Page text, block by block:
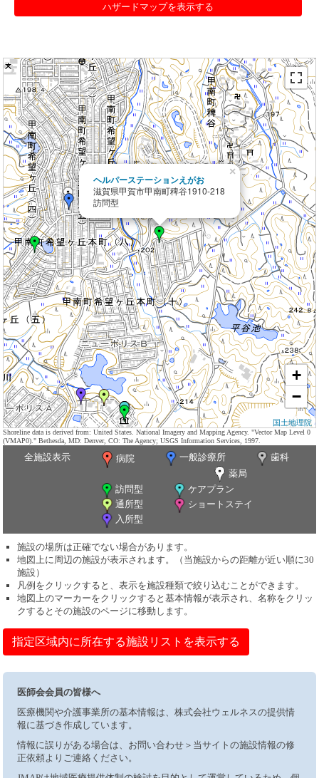
ハザードマップを表示する
ヘルパーステーションえがお
滋賀県甲賀市甲南町稗谷1910-218
訪問型
×
+
−
国土地理院
Shoreline data is derived from: United States. National Imagery and Mapping Agency. "Vector Map Level 0
(VMAP0)." Bethesda, MD: Denver, CO: The Agency; USGS Information Services, 1997.
全施設表示 病院 一般診療所
歯科
薬局
訪問型
ケアプラン
通所型
ショートステイ
入所型
施設の場所は正確でない場合があります。
地図上に周辺の施設が表示されます。（当施設からの距離が近い順に30
施設）
凡例をクリックすると、表示を施設種類で絞り込むことができます。
地図上のマーカーをクリックすると基本情報が表示され、名称をクリッ
クするとその施設のページに移動します。
指定区域内に所在する施設リストを表示する
医師会会員の皆様へ
医療機関や介護事業所の基本情報は、株式会社ウェルネスの提供情
報に基づき作成しています。
情報に誤りがある場合は、お問い合わせ＞当サイトの施設情報の修
正依頼よりご連絡ください。